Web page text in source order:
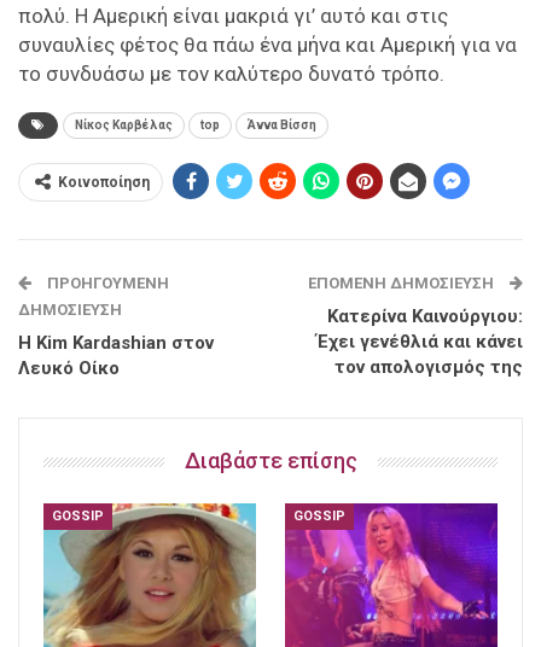
πολύ. Η Αμερική είναι μακριά γι’ αυτό και στις
συναυλίες φέτος θα πάω ένα μήνα και Αμερική για να
το συνδυάσω με τον καλύτερο δυνατό τρόπο.
Nίκος Καρβέλας top Άννα Βίσση
Κοινοποίηση
ΠΡΟΗΓΟΎΜΕΝΗ
ΔΗΜΟΣΊΕΥΣΗ
H Kim Kardashian στον
Λευκό Οίκο
ΕΠΌΜΕΝΗ ΔΗΜΟΣΊΕΥΣΗ
Κατερίνα Καινούργιου:
Έχει γενέθλιά και κάνει
τον απολογισμός της
Διαβάστε επίσης
GOSSIP GOSSIP